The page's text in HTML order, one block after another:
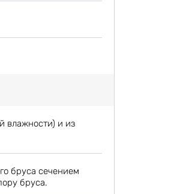
влажности) и из
бруса сечением
бруса.